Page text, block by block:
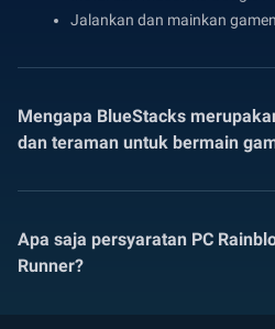
Jalankan dan mainkan
Mengapa BlueStacks
dan teraman untuk bermain
Apa saja persyaratan PC
Runner?